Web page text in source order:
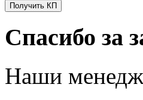
Получить КП
Спасибо за
Наши